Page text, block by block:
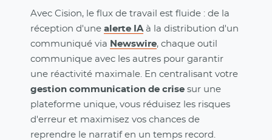
Avec Cision, le flux de travail est fluide : de la
réception d'une alerte IA à la distribution d'un
communiqué via Newswire, chaque outil
communique avec les autres pour garantir
une réactivité maximale. En centralisant votre
gestion communication de crise sur une
plateforme unique, vous réduisez les risques
d'erreur et maximisez vos chances de
reprendre le narratif en un temps record.